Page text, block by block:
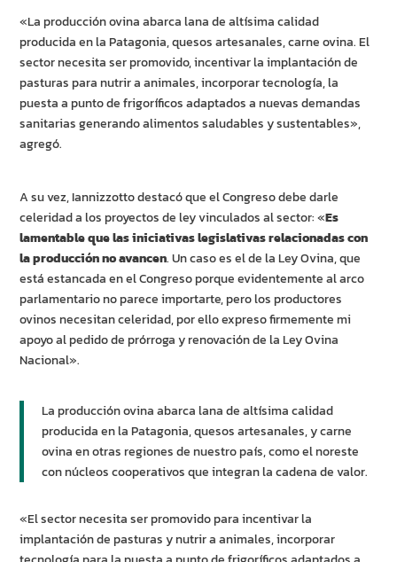
«La producción ovina abarca lana de altísima calidad
producida en la Patagonia, quesos artesanales, carne ovina. El
sector necesita ser promovido, incentivar la implantación de
pasturas para nutrir a animales, incorporar tecnología, la
puesta a punto de frigoríficos adaptados a nuevas demandas
sanitarias generando alimentos saludables y sustentables»,
agregó.
A su vez, Iannizzotto destacó que el Congreso debe darle
celeridad a los proyectos de ley vinculados al sector: «Es
lamentable que las iniciativas legislativas relacionadas con
la producción no avancen. Un caso es el de la Ley Ovina, que
está estancada en el Congreso porque evidentemente al arco
parlamentario no parece importarte, pero los productores
ovinos necesitan celeridad, por ello expreso firmemente mi
apoyo al pedido de prórroga y renovación de la Ley Ovina
Nacional».
La producción ovina abarca lana de altísima calidad
producida en la Patagonia, quesos artesanales, y carne
ovina en otras regiones de nuestro país, como el noreste
con núcleos cooperativos que integran la cadena de valor.
«El sector necesita ser promovido para incentivar la
implantación de pasturas y nutrir a animales, incorporar